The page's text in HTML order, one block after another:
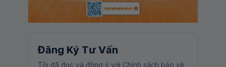
Đăng Ký Tư Vấn
Tôi đã đọc và đồng ý với Chính sách bảo vệ